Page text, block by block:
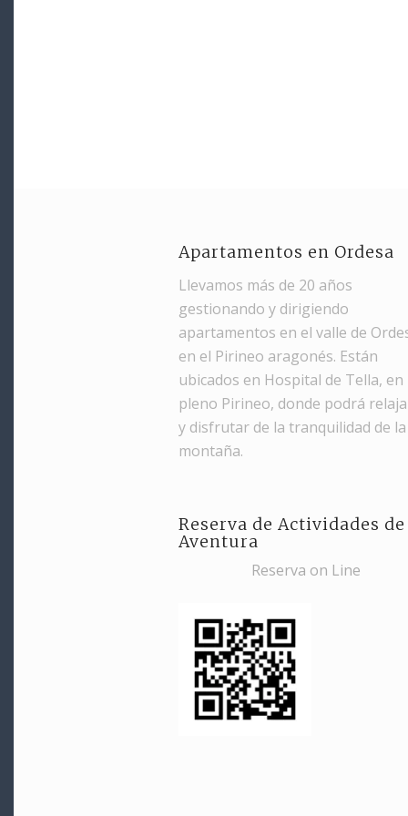
Apartamentos en Ordesa
Llevamos más de 20 años
gestionando y dirigiendo
apartamentos en el valle de
en el Pirineo aragonés. Están
ubicados en Hospital de Tella, en
pleno Pirineo, donde podrá
y disfrutar de la tranquilidad de la
montaña.
Reserva de Actividades de
Aventura
Reserva on Line